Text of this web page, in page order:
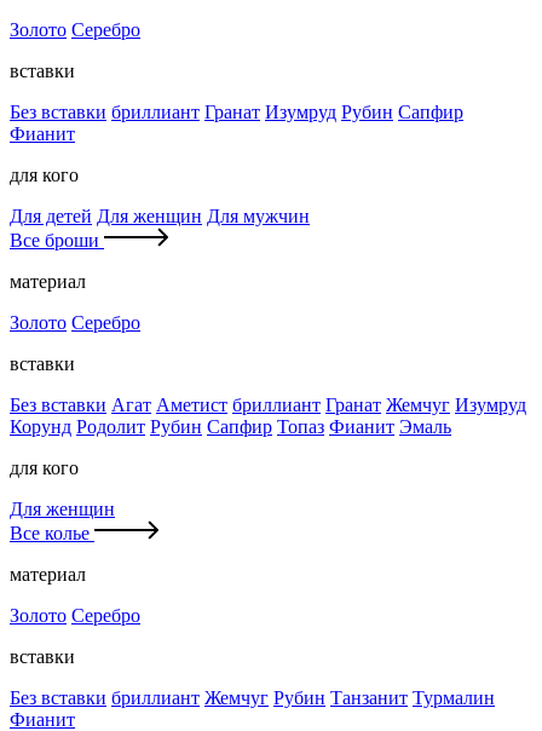
Золото Серебро
вставки
Без вставки бриллиант Гранат Изумруд Рубин Сапфир
Фианит
для кого
Для детей Для женщин Для мужчин
Все броши
материал
Золото Серебро
вставки
Без вставки Агат Аметист бриллиант Гранат Жемчуг Изумруд
Корунд Родолит Рубин Сапфир Топаз Фианит Эмаль
для кого
Для женщин
Все колье
материал
Золото Серебро
вставки
Без вставки бриллиант Жемчуг Рубин Танзанит Турмалин
Фианит